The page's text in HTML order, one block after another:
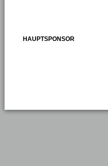
HAUPTSPONSOR